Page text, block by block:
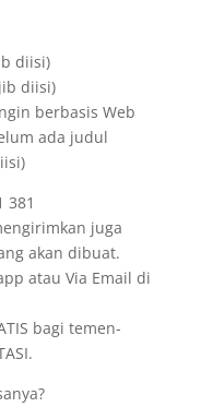
diisi)
diisi)
berbasis Web
ada judul
381
juga
akan dibuat.
atau Via Email di
bagi temen-